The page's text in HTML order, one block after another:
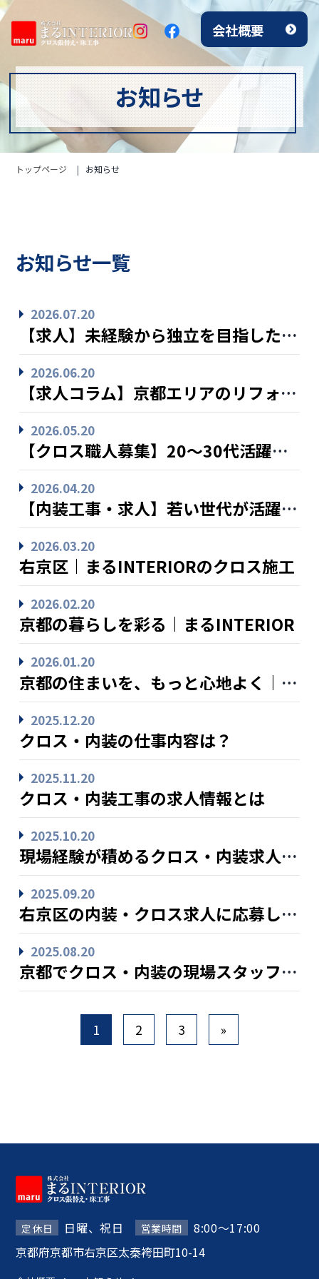
会社概要
お知らせ
トップページ お知らせ
お知らせ一覧
2026.07.20
【求人】未経験から独立を目指したいと前向きな方も大歓迎です
2026.06.20
【求人コラム】京都エリアのリフォーム市場の動向について
2026.05.20
【クロス職人募集】20～30代活躍中！独立開業も全力サポートします
2026.04.20
【内装工事・求人】若い世代が活躍できる、活気ある職場で一緒に成長しませんか？
2026.03.20
右京区｜まるINTERIORのクロス施工
2026.02.20
京都の暮らしを彩る｜まるINTERIOR
2026.01.20
京都の住まいを、もっと心地よく｜まるINTERIOR
2025.12.20
クロス・内装の仕事内容は？
2025.11.20
クロス・内装工事の求人情報とは
2025.10.20
現場経験が積めるクロス・内装求人の特徴
2025.09.20
右京区の内装・クロス求人に応募し、20代から始める現場デビュー＆独立は可能？
2025.08.20
京都でクロス・内装の現場スタッフの仕事は、手に職をつけるチャンスになる？
1 2 3 »
定休日 日曜、祝日 営業時間
8:00～17:00
京都府京都市右京区太秦袴田町10-14